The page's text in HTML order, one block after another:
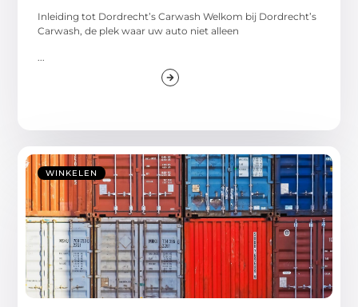
Inleiding tot Dordrecht’s Carwash Welkom bij Dordrecht’s
Carwash, de plek waar uw auto niet alleen
WINKELEN